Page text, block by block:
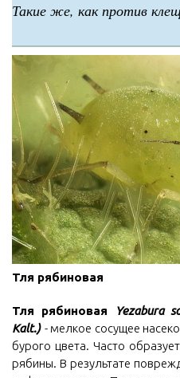
Такие же, как против
Тля рябиновая
Тля рябиновая
Yezabura
Kalt.) - мелкое сосущее
бурого цвета. Часто
рябины. В результате